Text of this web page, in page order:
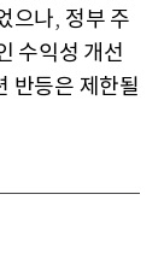
으나, 정부 주
수익성 개선
반등은 제한될